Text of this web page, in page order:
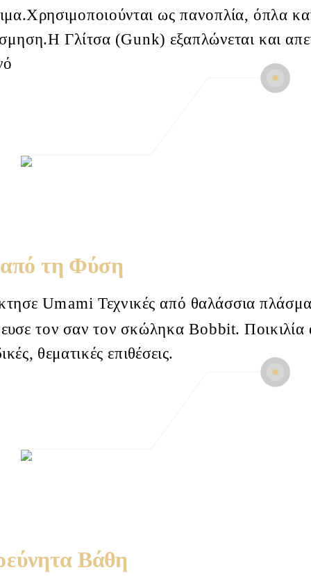
ως πανοπλία, όπλα
Γλίτσα (Gunk) εξαπλώνεται και
τη Φύση
Umami Τεχνικές από θαλάσσια
τον σαν τον σκώληκα Bobbit. Ποικιλία
θεματικές επιθέσεις.
Βάθη